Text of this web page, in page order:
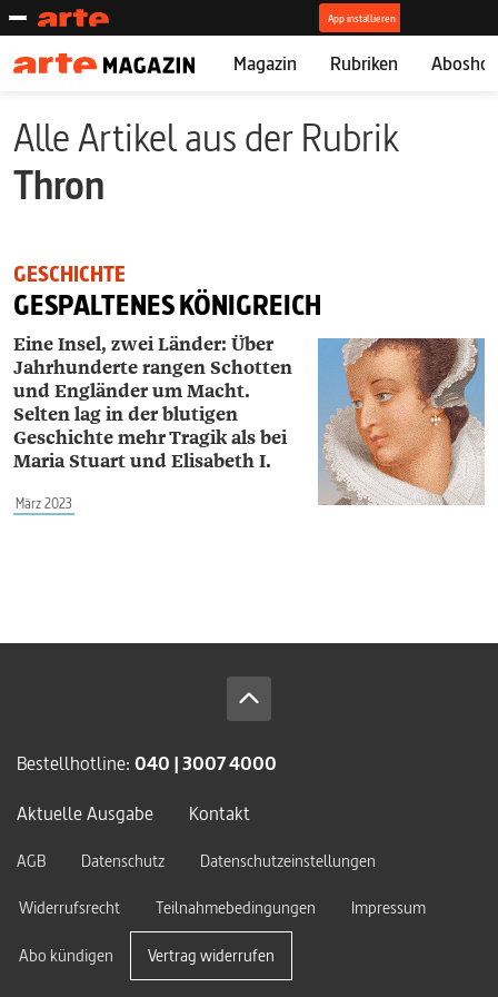
Magazin Rubriken
Alle Artikel aus der Rubrik
Thron
GESCHICHTE
GESPALTENES KÖNIGREICH
Eine Insel, zwei Länder: Über
Jahrhunderte rangen Schotten
und Engländer um Macht.
Selten lag in der blutigen
Geschichte mehr Tragik als bei
Maria Stuart und Elisabeth I.
März 2023
Bestellhotline: 040 | 3007 4000
Aktuelle Ausgabe
Kontakt
AGB Datenschutz
Datenschutzeinstellungen
Widerrufsrecht
Teilnahmebedingungen Impressum
Abo kündigen Vertrag widerrufen